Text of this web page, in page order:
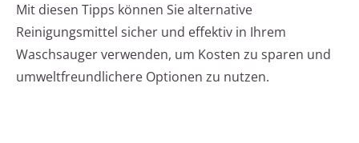
Mit diesen Tipps können Sie alternative
Reinigungsmittel sicher und effektiv in Ihrem
Waschsauger verwenden, um Kosten zu sparen und
umweltfreundlichere Optionen zu nutzen.